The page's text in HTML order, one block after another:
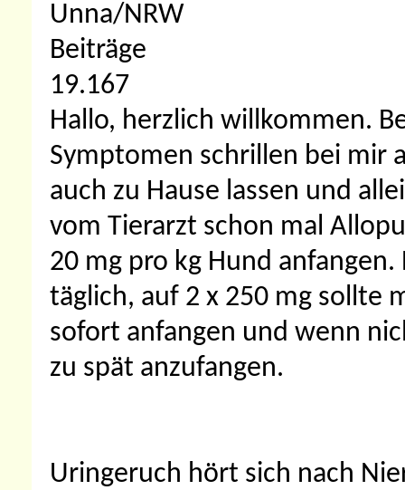
Unna/NRW
Beiträge
19.167
Hallo, herzlich willkommen.
Symptomen schrillen bei mir
auch zu Hause lassen und
vom Tierarzt schon mal
20 mg pro kg Hund anfangen.
täglich, auf 2 x 250 mg sollte
sofort anfangen und wenn
zu spät anzufangen.
Uringeruch hört sich nach